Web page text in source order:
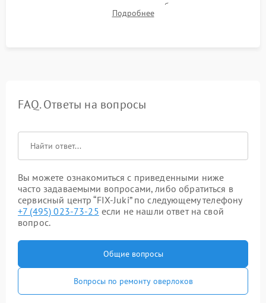
ровности среза, эластичности шва, работы ролевого шва и
отсутствия стягивания или волнистости ткани.
Подробнее
FAQ. Ответы на вопросы
Вы можете ознакомиться с приведенными ниже
часто задаваемыми вопросами, либо обратиться в
сервисный центр “FIX-Juki” по следующему телефону
+7 (495) 023-73-25 если не нашли ответ на свой
вопрос.
Общие вопросы
Вопросы по ремонту оверлоков